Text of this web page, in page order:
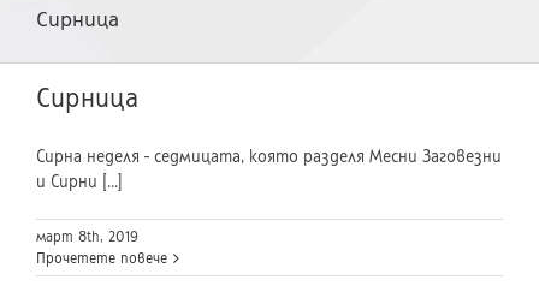
Сирница
Сирница
Сирна неделя -­ седмицата, която разделя Месни Заговезни
и Сирни [...]
март 8th, 2019
Прочетете повече